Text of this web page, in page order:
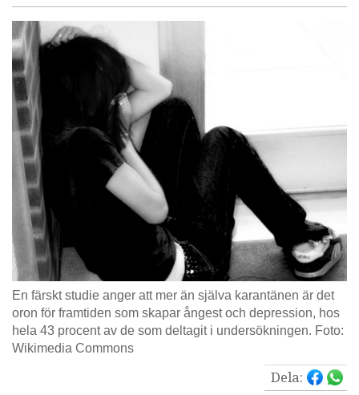
En färskt studie anger att mer än själva karantänen är det
oron för framtiden som skapar ångest och depression, hos
hela 43 procent av de som deltagit i undersökningen. Foto:
Wikimedia Commons
Dela: